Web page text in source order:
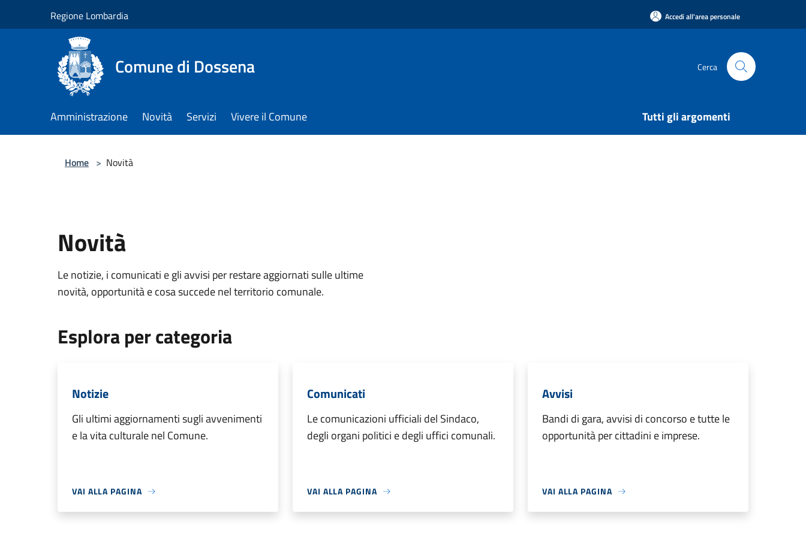
Regione Lombardia Accedi all'area personale
Comune di Dossena Cerca
Amministrazione Novità Servizi Vivere il Comune Tutti gli argomenti
Home > Novità
Novità
Le notizie, i comunicati e gli avvisi per restare aggiornati sulle ultime
novità, opportunità e cosa succede nel territorio comunale.
Esplora per categoria
Notizie
Gli ultimi aggiornamenti sugli avvenimenti
e la vita culturale nel Comune.
VAI ALLA PAGINA
Comunicati
Le comunicazioni ufficiali del Sindaco,
degli organi politici e degli uffici comunali.
VAI ALLA PAGINA
Avvisi
Bandi di gara, avvisi di concorso e tutte le
opportunità per cittadini e imprese.
VAI ALLA PAGINA